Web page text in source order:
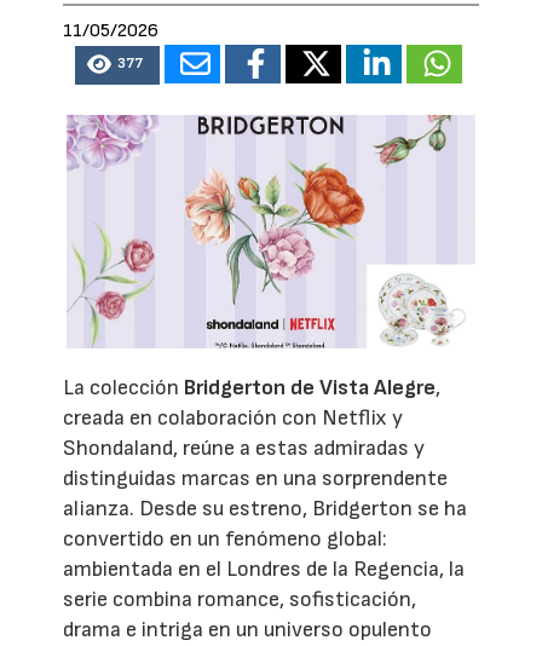
11/05/2026
377
La colección Bridgerton de Vista Alegre,
creada en colaboración con Netflix y
Shondaland, reúne a estas admiradas y
distinguidas marcas en una sorprendente
alianza. Desde su estreno, Bridgerton se ha
convertido en un fenómeno global:
ambientada en el Londres de la Regencia, la
serie combina romance, sofisticación,
drama e intriga en un universo opulento